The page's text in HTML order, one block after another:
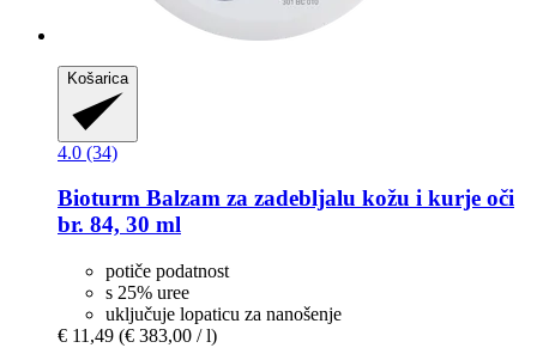
Košarica
4.0 (34)
Bioturm Balzam za zadebljalu kožu i kurje oči
br. 84, 30 ml
potiče podatnost
s 25% uree
uključuje lopaticu za nanošenje
€ 11,49 (€ 383,00 / l)